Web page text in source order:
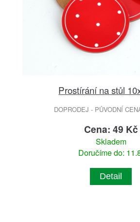
Prostírání na stůl
DOPRODEJ - PŮVODNÍ
Cena: 49 Kč
Skladem
Doručíme do:
Detail